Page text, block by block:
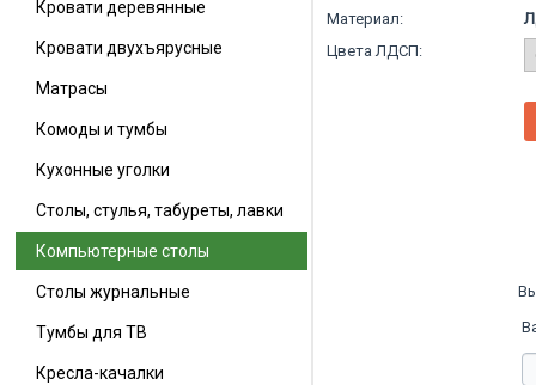
Кровати деревянные
Кровати двухъярусные
Матрасы
Комоды и тумбы
Кухонные уголки
Столы, стулья, табуреты, лавки
Компьютерные столы
Столы журнальные
Тумбы для ТВ
Кресла-качалки
Материал:
Цвета ЛДСП: